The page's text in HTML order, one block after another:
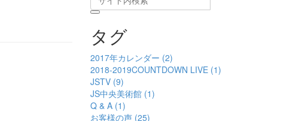
タグ
2017年カレンダー (2)
2018-2019COUNTDOWN LIVE (1)
JSTV (9)
JS中央美術館 (1)
Q & A (1)
お客様の声 (25)